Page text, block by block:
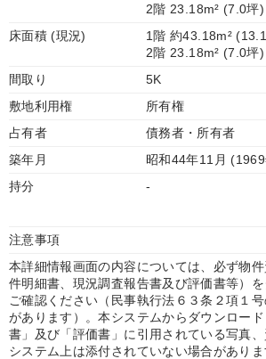
2階 23.18m² (7.0坪)
床面積 (現況)
1階 約43.18m²
2階 23.18m² (7.0坪)
間取り
5K
敷地利用権
所有権
占有者
債務者・所有者
築年月
昭和44年11月
持分
-
注意事項
本詳細情報画面の内容については、必ず物
件明細書、現況調査報告書及び評価書等）を
ご確認ください（民事執行法６３条２項１
があります）。本システムからダウンロー
書」及び「評価書」に引用されている写真
システム上は添付されていない場合がありま